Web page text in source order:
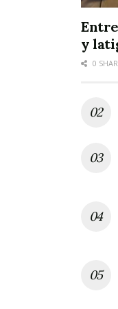
Pepe
En el caso de
las facilidades
y
0